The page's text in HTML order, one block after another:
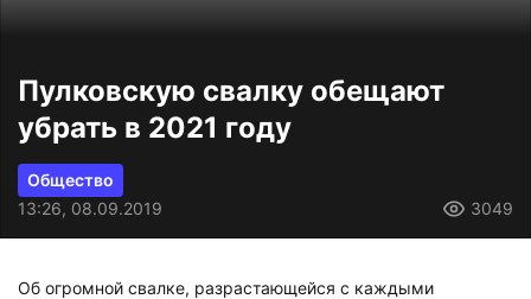
Пулковскую свалку обещают
убрать в 2021 году
Общество
13:26, 08.09.2019
3049
Об огромной свалке, разрастающейся с каждыми